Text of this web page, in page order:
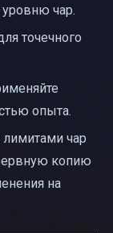
чар.
точечного
опыта.
лимитами чар
копию
на